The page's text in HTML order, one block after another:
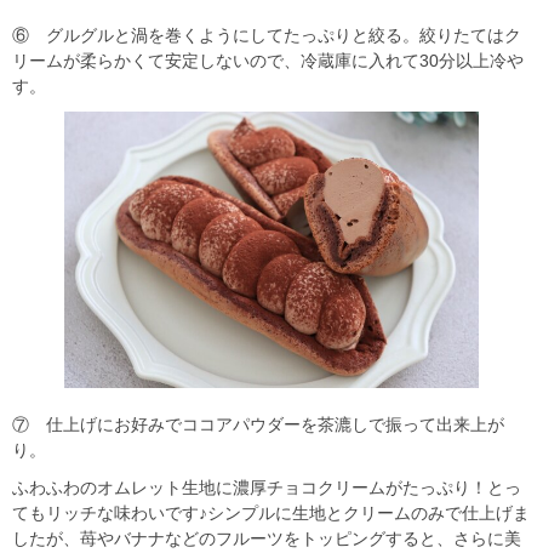
⑥ グルグルと渦を巻くようにしてたっぷりと絞る。絞りたてはク
リームが柔らかくて安定しないので、冷蔵庫に入れて30分以上冷や
す。
⑦ 仕上げにお好みでココアパウダーを茶漉しで振って出来上が
り。
ふわふわのオムレット生地に濃厚チョコクリームがたっぷり！とっ
てもリッチな味わいです♪シンプルに生地とクリームのみで仕上げま
したが、苺やバナナなどのフルーツをトッピングすると、さらに美